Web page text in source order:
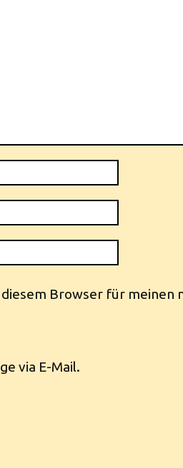
Browser für meinen
via E-Mail.